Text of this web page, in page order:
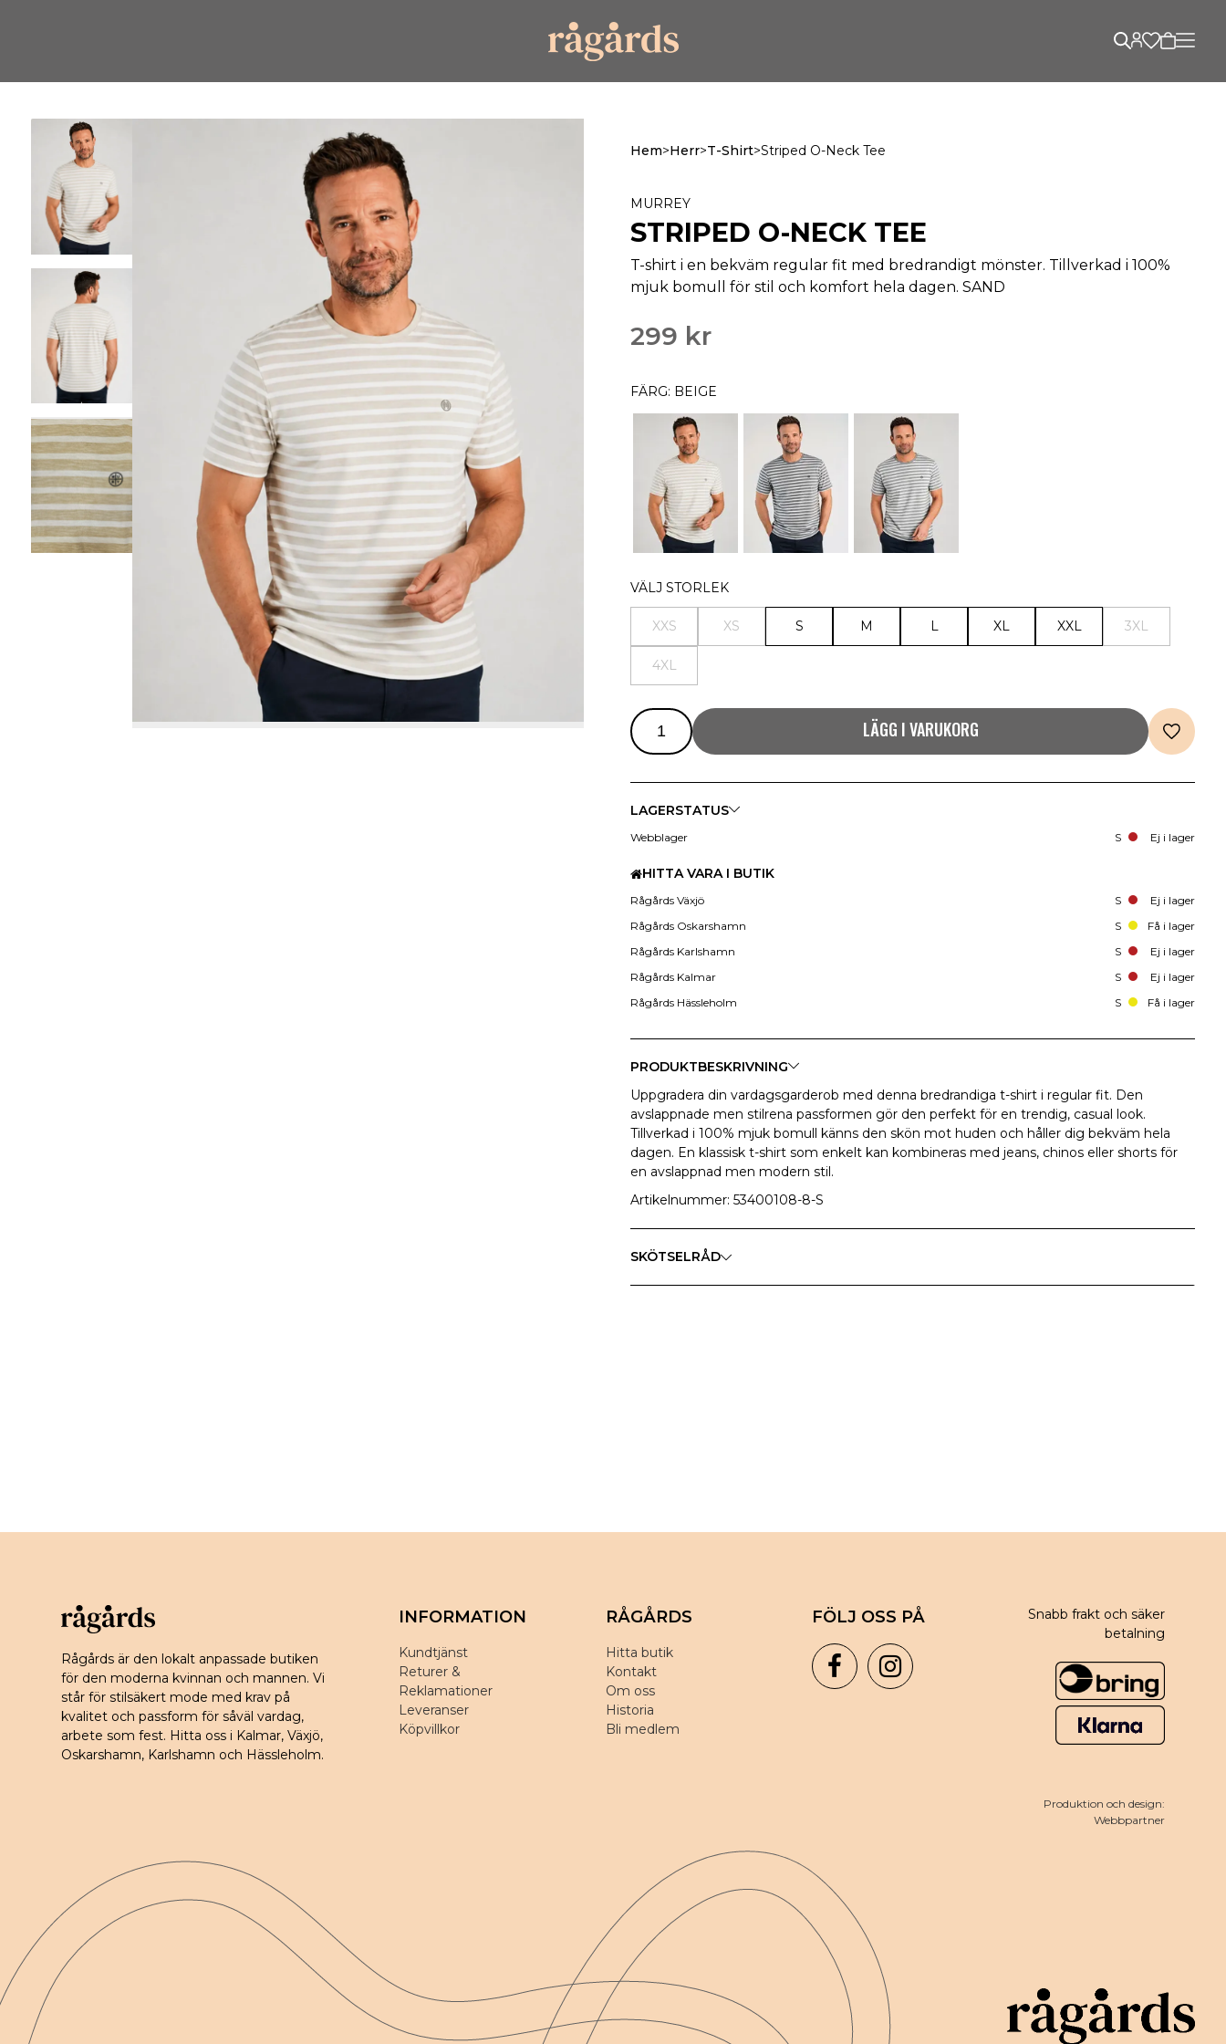
Hem>Herr>T-Shirt>Striped O-Neck Tee
MURREY
STRIPED O-NECK TEE
T-shirt i en bekväm regular fit med bredrandigt mönster. Tillverkad i 100%
mjuk bomull för stil och komfort hela dagen. SAND
299 kr
FÄRG: BEIGE
VÄLJ STORLEK
XXS XS S M L XL XXL 3XL
4XL
LÄGG I VARUKORG
LAGERSTATUS
Webblager S Ej i lager
HITTA VARA I BUTIK
Rågårds Växjö S
Ej i lager
Rågårds Oskarshamn
S
Få i lager
Rågårds Karlshamn
S
Ej i lager
Rågårds Kalmar
S
Ej i lager
Rågårds Hässleholm
S Få i lager
PRODUKTBESKRIVNING
Uppgradera din vardagsgarderob med denna bredrandiga t-shirt i regular fit. Den
avslappnade men stilrena passformen gör den perfekt för en trendig, casual look.
Tillverkad i 100% mjuk bomull känns den skön mot huden och håller dig bekväm hela
dagen. En klassisk t-shirt som enkelt kan kombineras med jeans, chinos eller shorts för
en avslappnad men modern stil.
Artikelnummer: 53400108-8-S
SKÖTSELRÅD
Rågårds är den lokalt anpassade butiken
för den moderna kvinnan och mannen. Vi
står för stilsäkert mode med krav på
kvalitet och passform för såväl vardag,
arbete som fest. Hitta oss i Kalmar, Växjö,
Oskarshamn, Karlshamn och Hässleholm.
INFORMATION
Kundtjänst
Returer &
Reklamationer
Leveranser
Köpvillkor
RÅGÅRDS
Hitta butik
Kontakt
Om oss
Historia
Bli medlem
FÖLJ OSS PÅ
Snabb frakt och säker
betalning
Produktion och design:
Webbpartner